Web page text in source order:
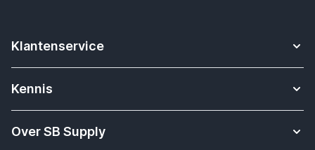
Klantenservice
Contact
Verzending & bezorging
Kennis
Apple Watch bandjes kennisbank
Over SB Supply